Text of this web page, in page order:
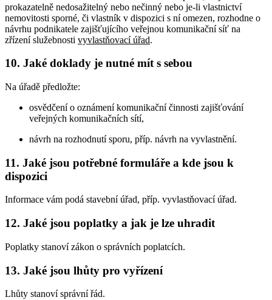
prokazatelně nedosažitelný nebo nečinný nebo je-li vlastnictví
nemovitosti sporné, či vlastník v dispozici s ní omezen, rozhodne o
návrhu podnikatele zajišťujícího veřejnou komunikační síť na
zřízení služebnosti vyvlastňovací úřad.
10. Jaké doklady je nutné mít s sebou
Na úřadě předložte:
osvědčení o oznámení komunikační činnosti zajišťování
veřejných komunikačních sítí,
návrh na rozhodnutí sporu, příp. návrh na vyvlastnění.
11. Jaké jsou potřebné formuláře a kde jsou k
dispozici
Informace vám podá stavební úřad, příp. vyvlastňovací úřad.
12. Jaké jsou poplatky a jak je lze uhradit
Poplatky stanoví zákon o správních poplatcích.
13. Jaké jsou lhůty pro vyřízení
Lhůty stanoví správní řád.